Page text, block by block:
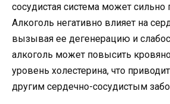
сосудистая система может сильно
Алкоголь негативно влияет на
вызывая ее дегенерацию и
алкоголь может повысить
уровень холестерина, что
другим сердечно-сосудистым